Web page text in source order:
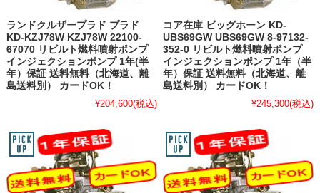
ランドクルザープラド プラド
KD-KZJ78W KZJ78W 22100-
67070 リビルト燃料噴射ポンプ
インジェクションポンプ 1年(半
年）保証 送料無料（北海道、離
島送料別） カードOK！
¥204,600(税込)
コア在庫 ビッグホーン KD-
UBS69GW UBS69GW 8-97132-
352-0 リビルト燃料噴射ポンプ
インジェクションポンプ 1年（半
年）保証 送料無料（北海道、離
島送料別） カードOK！
¥245,300(税込)